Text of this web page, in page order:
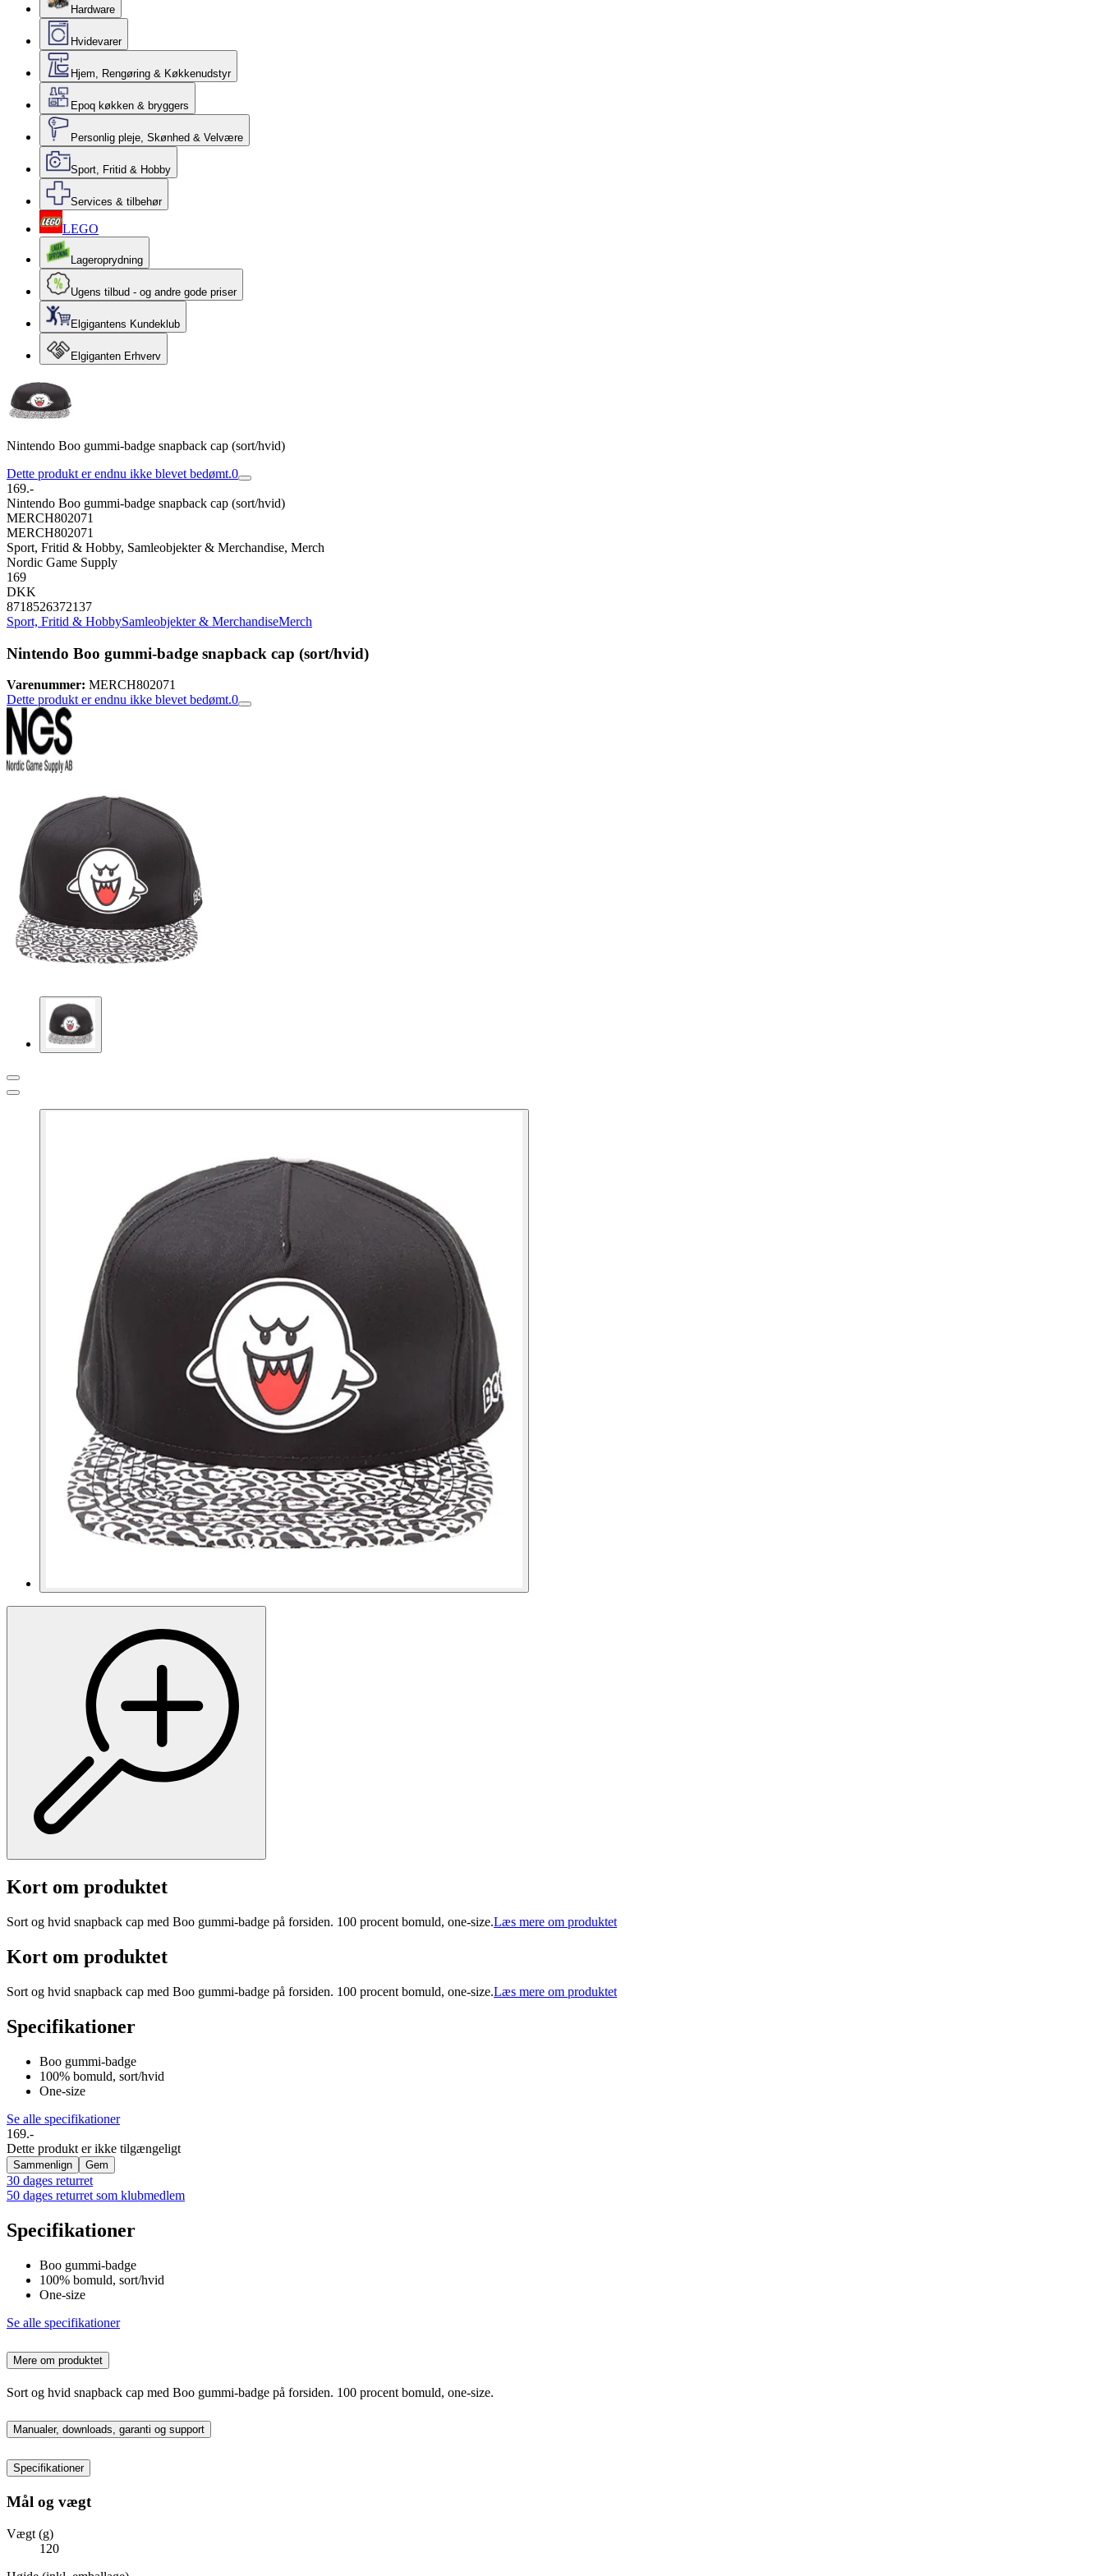
Hardware
Hvidevarer
Hjem, Rengøring & Køkkenudstyr
Epoq køkken & bryggers
Personlig pleje, Skønhed & Velvære
Sport, Fritid & Hobby
Services & tilbehør
LEGO
Lageroprydning
Ugens tilbud - og andre gode priser
Elgigantens Kundeklub
Elgiganten Erhverv
Nintendo Boo gummi-badge snapback cap (sort/hvid)
Dette produkt er endnu ikke blevet bedømt.0
169.-
Nintendo Boo gummi-badge snapback cap (sort/hvid)
MERCH802071
MERCH802071
Sport, Fritid & Hobby, Samleobjekter & Merchandise, Merch
Nordic Game Supply
169
DKK
8718526372137
Sport, Fritid & HobbySamleobjekter & MerchandiseMerch
Nintendo Boo gummi-badge snapback cap (sort/hvid)
Varenummer: MERCH802071
Dette produkt er endnu ikke blevet bedømt.0
Kort om produktet
Sort og hvid snapback cap med Boo gummi-badge på forsiden. 100 procent bomuld, one-size.Læs mere om produktet
Kort om produktet
Sort og hvid snapback cap med Boo gummi-badge på forsiden. 100 procent bomuld, one-size.Læs mere om produktet
Specifikationer
Boo gummi-badge
100% bomuld, sort/hvid
One-size
Se alle specifikationer
169.-
Dette produkt er ikke tilgængeligt
Sammenlign Gem
30 dages returret
50 dages returret som klubmedlem
Specifikationer
Boo gummi-badge
100% bomuld, sort/hvid
One-size
Se alle specifikationer
Mere om produktet
Sort og hvid snapback cap med Boo gummi-badge på forsiden. 100 procent bomuld, one-size.
Manualer, downloads, garanti og support
Specifikationer
Mål og vægt
Vægt (g)
120